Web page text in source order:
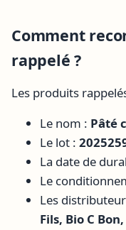
Comment
rappelé ?
Les produits
Le nom : Pâté
Le lot :
La date de
Le
Les
Fils, Bio C